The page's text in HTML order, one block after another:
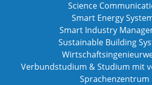
Science
Smart Energy
Smart Industry
Sustainable Building
Verbundstudium & Studium mit
Sprachenzentrum